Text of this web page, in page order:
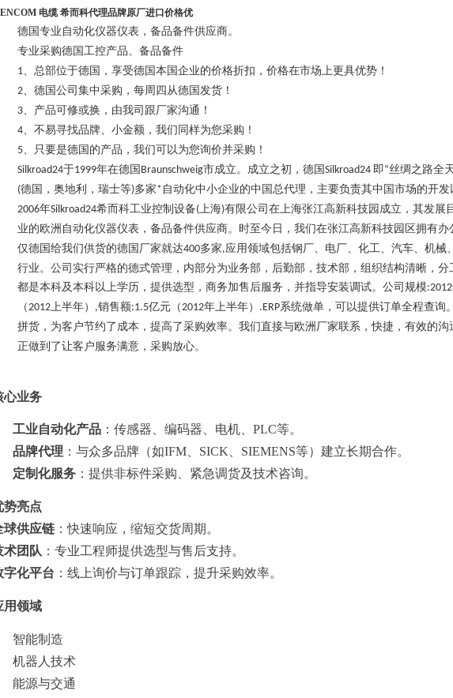
电缆 希而科代理品牌原厂进口价格优
德国专业自动化仪器仪表，备品备件供应商。
专业采购德国工控产品、备品备件
1、总部位于德国，享受德国本国企业的价格折扣，价格在市场上更具优势！
2、德国公司集中采购，每周四从德国发货！
3、产品可修或换，由我司跟厂家沟通！
4、不易寻找品牌、小金额，我们同样为您采购！
5、只要是德国的产品，我们可以为您询价并采购！
Silkroad24于1999年在德国 Braunschweig市成立。成立之初，德国 Silkroad24 即“丝绸之路全
(德国，奥地利，瑞士等)多家* 自动化中小企业的中国总代理，主要负责其中国市场的开发
2006年Silkroad24希而科工业控制设备(上海)有限公司在上海张江高新科技园成立，其发展
业的欧洲自动化仪器仪表，备品备件供应商。时至今日，我们在张江高新科技园区拥有办
仅德国给我们供货的德国厂家就达400多家,应用领域包括钢厂、电厂、化工、汽车、机械
行业。公司实行严格的德式管理，内部分为业务部，后勤部，技术部，组织结构清晰，分
都是本科及本科以上学历，提供选型，商务加售后服务，并指导安装调试。公司规模:2012
（2012上半年） ,销售额:1.5亿元（2012年上半年） .ERP系统做单，可以提供订单全程查询
拼货，为客户节约了成本，提高了采购效率。我们直接与欧洲厂家联系，快捷，有效的沟
正做到了让客户服务满意，采购放心。
心业务
工业自动化产品 ：传感器、编码器、电机、PLC等。
品牌代理 ：与众多品牌（如IFM、SICK、SIEMENS等）建立长期合作。
定制化服务 ：提供非标件采购、紧急调货及技术咨询。
势亮点
球供应链 ：快速响应，缩短交货周期。
术团队 ：专业工程师提供选型与售后支持。
字化平台 ：线上询价与订单跟踪，提升采购效率。
用领域
智能制造
机器人技术
能源与交通